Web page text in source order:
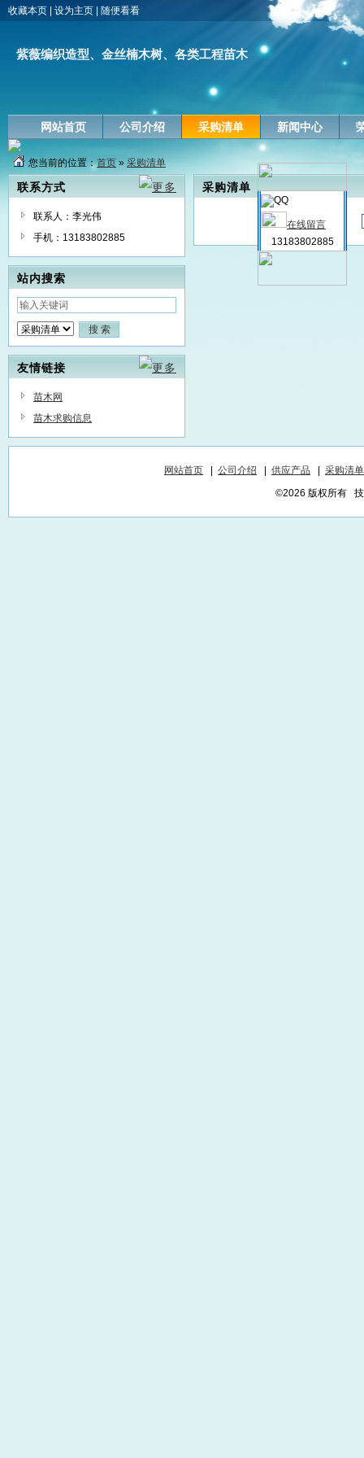
收藏本页 设为主页 随便看看
紫薇编织造型、金丝楠木树、各类工程苗木
网站首页 公司介绍 采购清单 新闻中心
您当前的位置：首页 » 采购清单
联系方式
联系人：李光伟
手机：13183802885
站内搜索
友情链接
苗木网
苗木求购信息
采购清单
在线留言
13183802885
网站首页 公司介绍 供应产品
采购清单
©2026 版权所有